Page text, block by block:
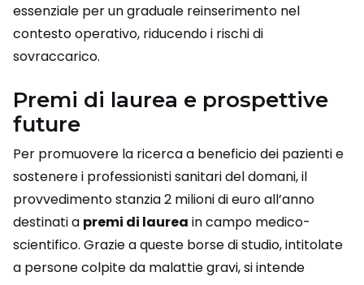
essenziale per un graduale reinserimento nel
contesto operativo, riducendo i rischi di
sovraccarico.
Premi di laurea e prospettive
future
Per promuovere la ricerca a beneficio dei pazienti e
sostenere i professionisti sanitari del domani, il
provvedimento stanzia 2 milioni di euro all’anno
destinati a premi di laurea in campo medico-
scientifico. Grazie a queste borse di studio, intitolate
a persone colpite da malattie gravi, si intende